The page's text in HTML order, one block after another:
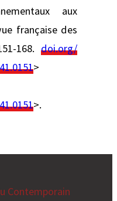
aux
française des
168. doi.org/
>
>.
Contemporain